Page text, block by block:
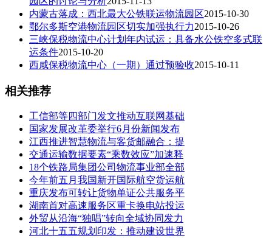
内蒙古落成：西北最大公铁联运物流园区2015-10-30
鄂尔多斯空港物流园区切实加强执行力2015-10-26
三峡保税物流中心计划年内试运：具备水公铁空多式联
运条件2015-10-20
西咸保税物流中心（一期）通过预验收2015-10-11
相关推荐
工信部等四部门发文推动互联网基础
国家发展改革委举行6月份新闻发布
江西推进智慧物流与客货邮融合：提
交通运输数据要素“乘数效应”加速释
18个铁路局集团公司物流事业部全部
今年前五月我国新开国际航空货运航
重庆发布可转让货物单证公共服务平
湖南首对高速服务区重卡换电站投运
外贸从沿海“独唱”转向全域协同发力
河北十五五规划印发：推动建设世界